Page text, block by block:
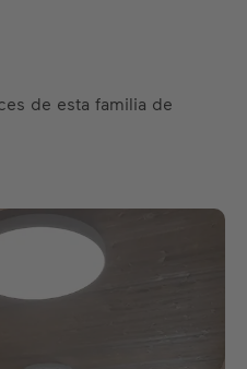
de esta familia de